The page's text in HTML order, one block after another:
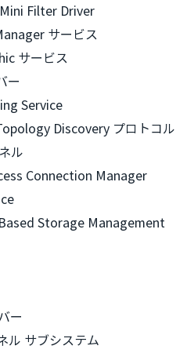
Filter Driver
サービス
サービス
ー
Service
Discovery プロトコル
ル
Connection Manager
Storage Management
ー
ル サブシステム